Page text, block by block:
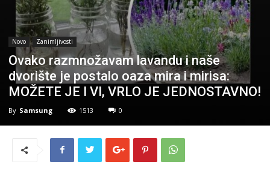
Novo Zanimljivosti
Ovako razmnožavam lavandu i naše
dvorište je postalo oaza mira i mirisa:
MOŽETE JE I VI, VRLO JE JEDNOSTAVNO!
By Samsung 1513 0